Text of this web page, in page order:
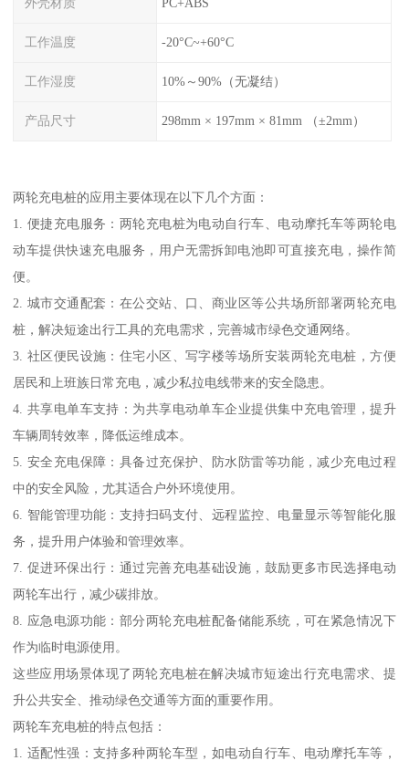
外壳材质 PC+ABS
工作温度 -20°C~+60°C
工作湿度 10%～90%（无凝结）
产品尺寸 298mm × 197mm × 81mm （±2mm）
两轮充电桩的应用主要体现在以下几个方面：
1. 便捷充电服务：两轮充电桩为电动自行车、电动摩托车等两轮电
动车提供快速充电服务，用户无需拆卸电池即可直接充电，操作简
便。
2. 城市交通配套：在公交站、口、商业区等公共场所部署两轮充电
桩，解决短途出行工具的充电需求，完善城市绿色交通网络。
3. 社区便民设施：住宅小区、写字楼等场所安装两轮充电桩，方便
居民和上班族日常充电，减少私拉电线带来的安全隐患。
4. 共享电单车支持：为共享电动单车企业提供集中充电管理，提升
车辆周转效率，降低运维成本。
5. 安全充电保障：具备过充保护、防水防雷等功能，减少充电过程
中的安全风险，尤其适合户外环境使用。
6. 智能管理功能：支持扫码支付、远程监控、电量显示等智能化服
务，提升用户体验和管理效率。
7. 促进环保出行：通过完善充电基础设施，鼓励更多市民选择电动
两轮车出行，减少碳排放。
8. 应急电源功能：部分两轮充电桩配备储能系统，可在紧急情况下
作为临时电源使用。
这些应用场景体现了两轮充电桩在解决城市短途出行充电需求、提
升公共安全、推动绿色交通等方面的重要作用。
两轮车充电桩的特点包括：
1. 适配性强：支持多种两轮车型，如电动自行车、电动摩托车等，